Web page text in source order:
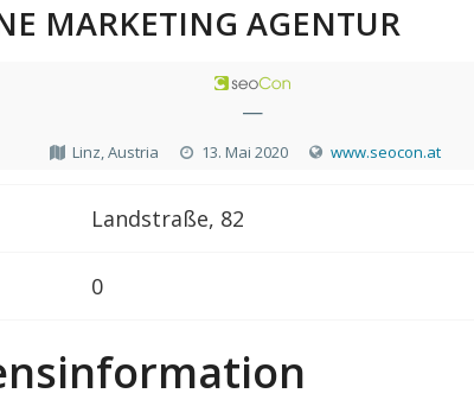
MARKETING AGENTUR
—
Linz, Austria 13. Mai 2020 www.seocon.at
Landstraße, 82
0